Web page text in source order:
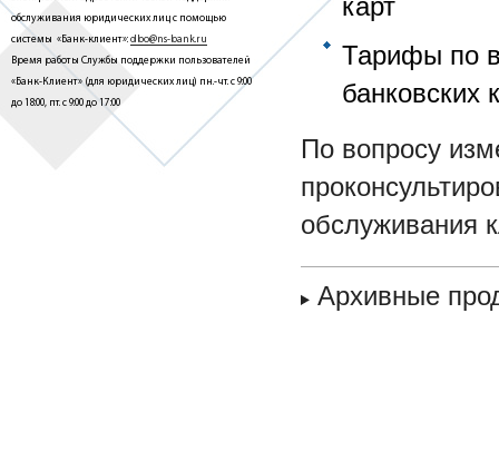
обслуживания юридических лиц с помощью
системы «Банк-клиент»:dbo@ns-bank.ru
Время работы Службы поддержки пользователей
«Банк-Клиент» (для юридических лиц) пн.-чт. с 9:00
до 18:00, пт. с 9:00 до 17:00
карт
Тарифы по
По вопросу
обслуживания
Архивные